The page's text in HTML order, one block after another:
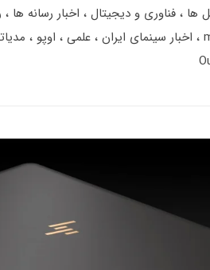
ها
فناوری و دیجیتال اخبار رسانه ها
اخبار سینمای ایران علمی اوپو